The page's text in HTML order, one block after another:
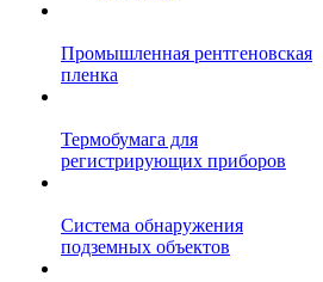
Промышленная рентгеновская
пленка
Термобумага для
регистрирующих приборов
Система обнаружения
подземных объектов